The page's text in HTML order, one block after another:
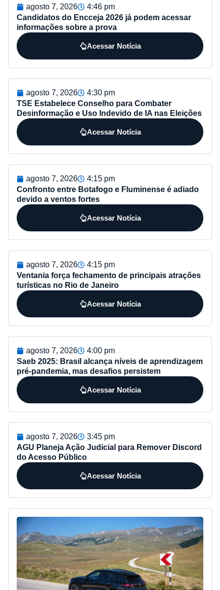
agosto 7, 2026
4:46 pm
Candidatos do Encceja 2026 já podem acessar
informações sobre a prova
Acessar Notícia
agosto 7, 2026
4:30 pm
TSE Estabelece Conselho para Combater
Desinformação e Uso Indevido de IA nas Eleições
Acessar Notícia
agosto 7, 2026
4:15 pm
Confronto entre Botafogo e Fluminense é adiado
devido a ventos fortes
Acessar Notícia
agosto 7, 2026
4:15 pm
Ventania força fechamento de principais atrações
turísticas no Rio de Janeiro
Acessar Notícia
agosto 7, 2026
4:00 pm
Saeb 2025: Brasil alcança níveis de aprendizagem
pré-pandemia, mas desafios persistem
Acessar Notícia
agosto 7, 2026
3:45 pm
AGU Planeja Ação Judicial para Remover Discord
do Acesso Público
Acessar Notícia